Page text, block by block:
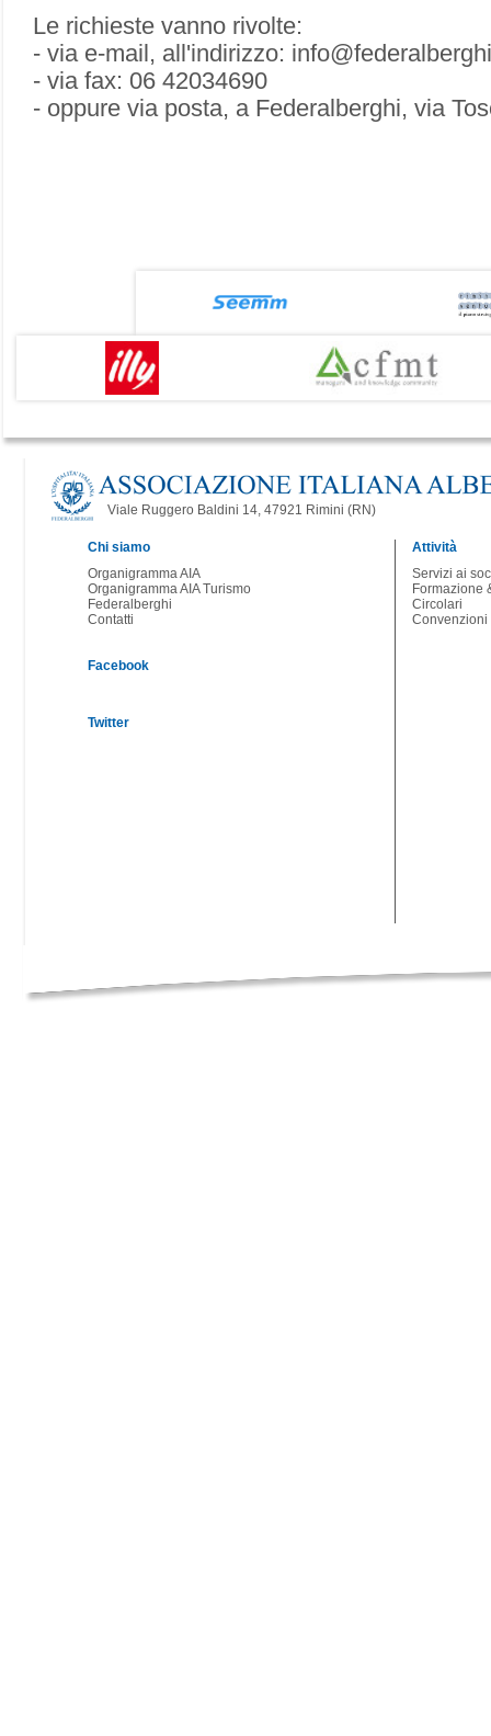
Le richieste vanno rivolte:
- via e-mail, all'indirizzo:
- via fax: 06 42034690
- oppure via posta, a Federalberghi, via
Viale Ruggero Baldini 14, 47921 Rimini (RN)
Chi siamo
Organigramma AIA
Organigramma AIA Turismo
Federalberghi
Contatti
Facebook
Twitter
Attività
Servizi ai
Formazione
Circolari
Convenzioni